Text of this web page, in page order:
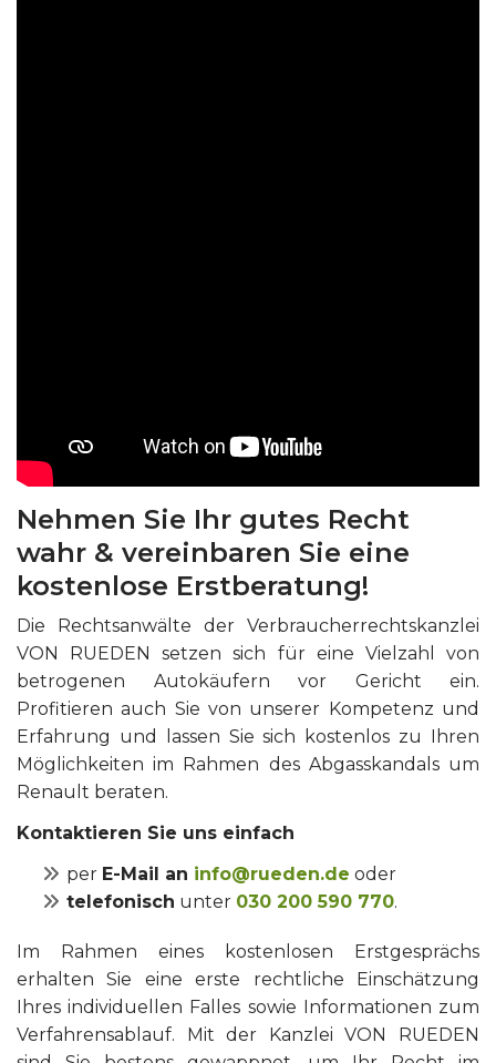
Nehmen Sie Ihr gutes Recht
wahr & vereinbaren Sie eine
kostenlose Erstberatung!
Die Rechtsanwälte der Verbraucherrechtskanzlei
VON RUEDEN setzen sich für eine Vielzahl von
betrogenen Autokäufern vor Gericht ein.
Profitieren auch Sie von unserer Kompetenz und
Erfahrung und lassen Sie sich kostenlos zu Ihren
Möglichkeiten im Rahmen des Abgasskandals um
Renault beraten.
Kontaktieren Sie uns einfach
per E-Mail an info@rueden.de oder
telefonisch unter 030 200 590 770.
Im Rahmen eines kostenlosen Erstgesprächs
erhalten Sie eine erste rechtliche Einschätzung
Ihres individuellen Falles sowie Informationen zum
Verfahrensablauf. Mit der Kanzlei VON RUEDEN